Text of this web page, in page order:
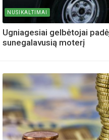
NUSIKALTIMAI
Ugniagesiai gelbėtojai
sunegalavusią moterį